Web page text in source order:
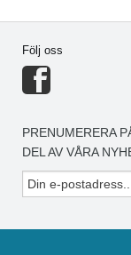
Följ oss
PRENUMERERA
DEL AV VÅRA